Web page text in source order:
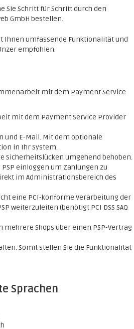
Schritt für Schritt durch den
GmbH bestellen.
Ihnen umfassende Funktionalität und
empfohlen.
mit dem Payment Service
mit dem Payment Service Provider
und E-Mail. Mit dem optionale
in Ihr System.
Sicherheitslücken umgehend behoben.
einloggen um Zahlungen zu
im Administrationsbereich des
eine PCI-konforme Verarbeitung der
weiterzuleiten (benötigt PCI DSS SAQ
Shops über einen PSP-Vertrag
Somit stellen Sie die Funktionalität
Sprachen